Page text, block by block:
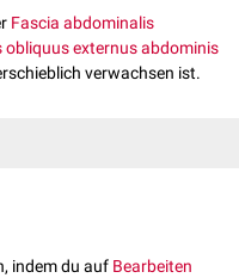
Fascia abdominalis
obliquus externus abdominis
verwachsen ist.
indem du auf Bearbeiten